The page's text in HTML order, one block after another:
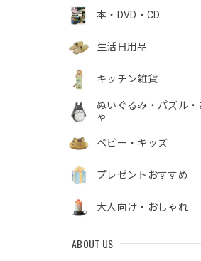
本・DVD・CD
生活日用品
キッチン雑貨
ぬいぐるみ・パズル・
ゃ
ベビー・キッズ
プレゼントおすすめ
大人向け・おしゃれ
ABOUT US